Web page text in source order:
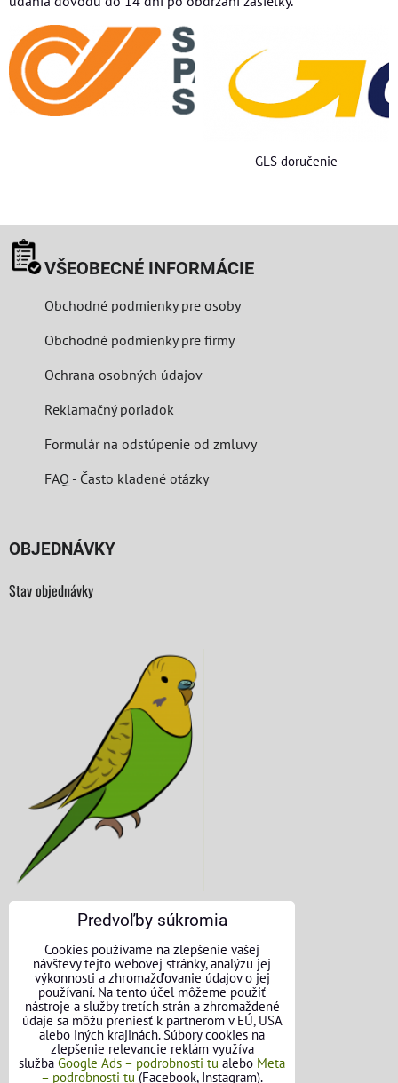
GLS doručenie
VŠEOBECNÉ INFORMÁCIE
Obchodné podmienky pre osoby
Obchodné podmienky pre firmy
Ochrana osobných údajov
Reklamačný poriadok
Formulár na odstúpenie od zmluvy
FAQ - Často kladené otázky
OBJEDNÁVKY
Stav objednávky
KONTAKTNÉ ÚDAJE
O nás
Kontakt
Požičovňa náradia
Predvoľby súkromia
Cookies používame na zlepšenie vašej
návštevy tejto webovej stránky, analýzu jej
výkonnosti a zhromažďovanie údajov o jej
používaní. Na tento účel môžeme použiť
nástroje a služby tretích strán a zhromaždené
údaje sa môžu preniesť k partnerom v EÚ, USA
alebo iných krajinách. Súbory cookies na
zlepšenie relevancie reklám využíva
služba Google Ads – podrobnosti tu alebo Meta
– podrobnosti tu (Facebook, Instagram).